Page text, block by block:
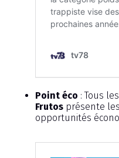
Point éco : Tous
Frutos présente
opportunités